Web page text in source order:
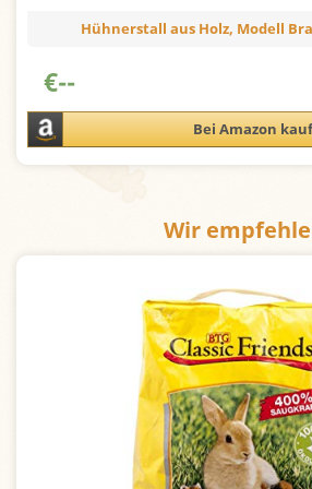
Wir
Hühnerstall aus Holz, Modell
€--
Bei Amazon